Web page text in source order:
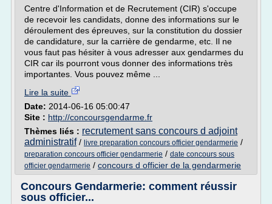
Centre d'Information et de Recrutement (CIR) s'occupe
de recevoir les candidats, donne des informations sur le
déroulement des épreuves, sur la constitution du dossier
de candidature, sur la carrière de gendarme, etc. Il ne
vous faut pas hésiter à vous adresser aux gendarmes du
CIR car ils pourront vous donner des informations très
importantes. Vous pouvez même ...
Lire la suite
Date: 2014-06-16 05:00:47
Site : http://concoursgendarme.fr
Thèmes liés : recrutement sans concours d adjoint
administratif/ livre preparation concours officier gendarmerie /
preparation concours officier gendarmerie / date concours sous
officier gendarmerie / concours d officier de la gendarmerie
Concours Gendarmerie: comment réussir
sous officier...